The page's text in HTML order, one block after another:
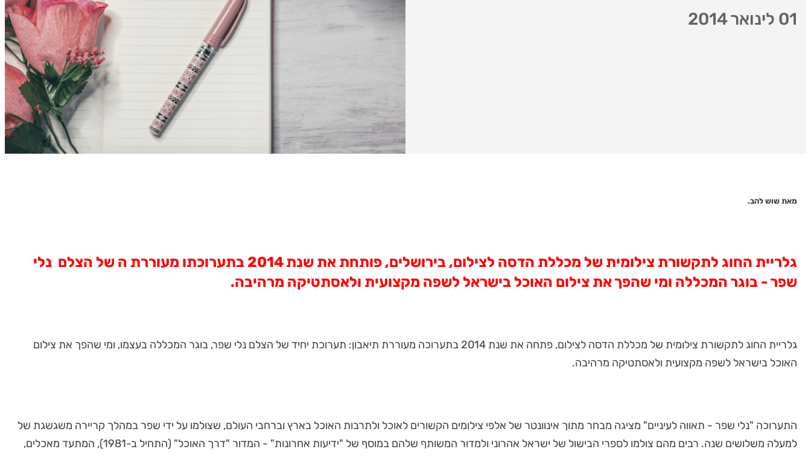
01 לינואר 2014
מאת שוש להב.
גלריית החוג לתקשורת צילומית של מכללת הדסה לצילום, בירושלים, פותחת את שנת 2014 בתערוכתו מעוררת ה של הצלם נלי
שפר - בוגר המכללה ומי שהפך את צילום האוכל בישראל לשפה מקצועית ולאסתטיקה מרהיבה.
גלריית החוג לתקשורת צילומית של מכללת הדסה לצילום, פתחה את שנת 2014 בתערוכה מעוררת תיאבון: תערוכת יחיד של הצלם נלי שפר, בוגר המכללה בעצמו, ומי שהפך את צילום
האוכל בישראל לשפה מקצועית ולאסתטיקה מרהיבה.
התערוכה "נלי שפר - תאווה לעיניים" מציגה מבחר מתוך אינוונטר של אלפי צילומים הקשורים לאוכל ולתרבות האוכל בארץ וברחבי העולם, שצולמו על ידי שפר במהלך קריירה משגשגת של
למעלה משלושים שנה. רבים מהם צולמו לספרי הבישול של ישראל אהרוני ולמדור המשותף שלהם במוסף של "ידיעות אחרונות" - המדור "דרך האוכל" (התחיל ב-1981), המתעד מאכלים,